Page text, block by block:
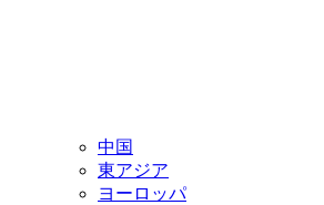
中国
東アジア
ヨーロッパ